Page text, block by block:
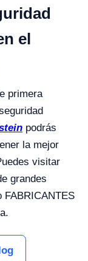
el
primera
podrás
la mejor
visitar
grandes